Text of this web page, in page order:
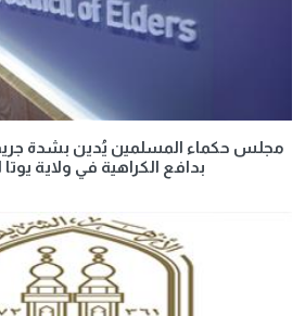
مجلس حكماء المسلمين يُدين بشدة
بدافع الكراهية في ولاية يوتا